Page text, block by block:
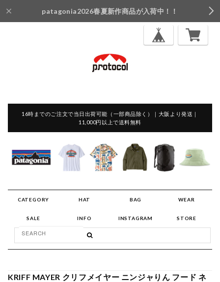
patagonia2026春夏新作商品が入荷中！！
16時までのご注文で当日出荷可能（一部商品除く）｜大阪より発送｜
11,000円以上で送料無料
CATEGORY HAT BAG WEAR
SALE INFO INSTAGRAM STORE
KRIFF MAYER クリフメイヤー ニンジャりん フード ネ